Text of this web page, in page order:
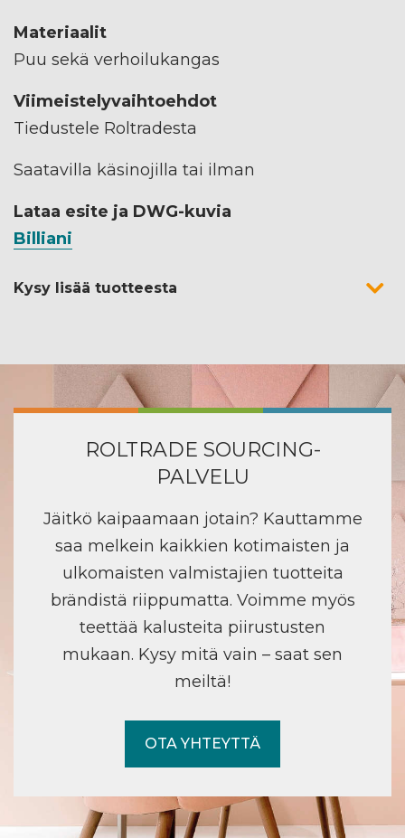
Materiaalit
Puu sekä verhoilukangas
Viimeistelyvaihtoehdot
Tiedustele Roltradesta
Saatavilla käsinojilla tai ilman
Lataa esite ja DWG-kuvia
Billiani
Kysy lisää tuotteesta
ROLTRADE SOURCING-
PALVELU
Jäitkö kaipaamaan jotain? Kauttamme
saa melkein kaikkien kotimaisten ja
ulkomaisten valmistajien tuotteita
brändistä riippumatta. Voimme myös
teettää kalusteita piirustusten
mukaan. Kysy mitä vain – saat sen
meiltä!
OTA YHTEYTTÄ